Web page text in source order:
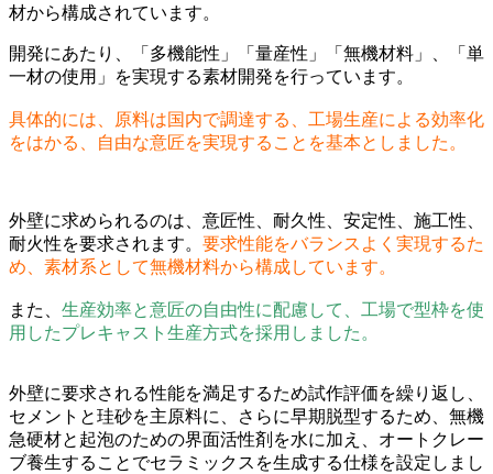
材から構成されています。
開発にあたり、「多機能性」「量産性」「無機材料」、「単
一材の使用」を実現する素材開発を行っています。
具体的には、原料は国内で調達する、工場生産による効率化
をはかる、自由な意匠を実現することを基本としました。
外壁に求められるのは、意匠性、耐久性、安定性、施工性、
耐火性を要求されます。 要求性能をバランスよく実現するた
め、素材系として無機材料から構成しています。
また、 生産効率と意匠の自由性に配慮して、工場で型枠を使
用したプレキャスト生産方式を採用しました。
外壁に要求される性能を満足するため試作評価を繰り返し、
セメントと珪砂を主原料に、さらに早期脱型するため、無機
急硬材と起泡のための界面活性剤を水に加え、オートクレー
ブ養生することでセラミックスを生成する仕様を設定しまし